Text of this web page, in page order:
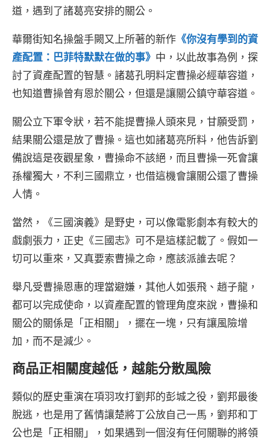
道，遇到了諸葛亮安排的關公。
華爾街知名操盤手闕又上所著的新作 《你沒有學到的資
產配置：巴菲特默默在做的事》 中，以此故事為例，探
討了資產配置的智慧。諸葛孔明料定曹操必經華容道，
也知道曹操曾有恩於關公，但還是讓關公鎮守華容道。
關公立下軍令狀，若不能提曹操人頭來見，甘願受罰，
結果關公還是放了曹操。這也如諸葛亮所料，他告訴劉
備說這是夜觀星象，曹操命不該絕，而且曹操一死會讓
孫權獨大，不利三國鼎立，也借這機會讓關公還了曹操
人情。
當然，《三國演義》是野史，可以像電影劇本有較大的
戲劇張力，正史《三國志》可不是這樣記載了。假如一
切可以重來，又真要索曹操之命，應該派誰去呢？
舉凡受曹操恩惠的理當避嫌，其他人如張飛、趙子龍，
都可以完成使命，以資產配置的管理角度來說，曹操和
關公的關係是「正相關」，擺在一塊，只有讓風險增
加，而不是減少。
商品正相關度越低，越能分散風險
類似的歷史重演在項羽攻打劉邦的彭城之役，劉邦最後
脫逃，也是用了舊情讓楚將丁公放自己一馬，劉邦和丁
公也是「正相關」，如果遇到一個沒有任何關聯的將領